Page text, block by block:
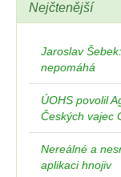
Nejčtenější
Jaroslav
nepomáhá
ÚOHS povolil
Českých vajec
Nereálné a
aplikaci hnojiv